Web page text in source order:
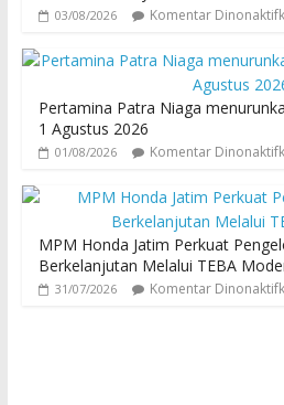
03/08/2026 Komentar
Pertamina Patra Niaga
1 Agustus 2026
01/08/2026 Komentar
MPM Honda Jatim Perkuat
Berkelanjutan Melalui TEBA
31/07/2026 Komentar